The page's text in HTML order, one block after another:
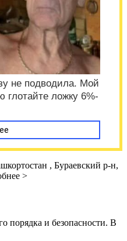
не подводила. Мой
глотайте ложку 6%-
, Бураевский р-н,
>
порядка и безопасности. В